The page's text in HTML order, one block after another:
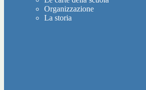
Organizzazione
La storia